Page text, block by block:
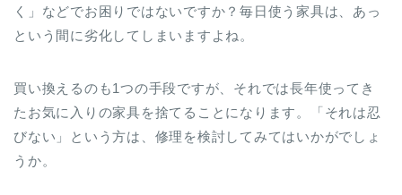
く」などでお困りではないですか？毎日使う家具は、あっ
という間に劣化してしまいますよね。
買い換えるのも1つの手段ですが、それでは長年使ってき
たお気に入りの家具を捨てることになります。「それは忍
びない」という方は、修理を検討してみてはいかがでしょ
うか。